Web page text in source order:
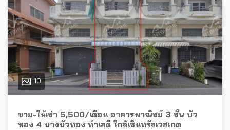
10
ขาย-ให้เช่า 5,500/เดือน อาคารพาณิชย์ 3 ชั้น บัว
ทอง 4 บางบัวทอง ทำเลดี ใกล้เซ็นทรัลเวสเกต